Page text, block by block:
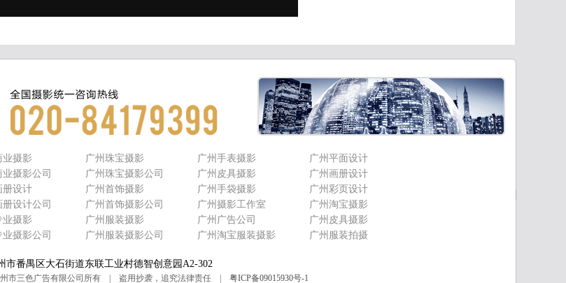
业摄影 广州珠宝摄影 广州手表摄影
广州平面设计
摄影公司 广州珠宝摄影公司 广州皮具摄影
广州画册设计
册设计 广州首饰摄影 广州手袋摄影
广州彩页设计
设计公司 广州首饰摄影公司 广州摄影工作室
广州淘宝摄影
业摄影 广州服装摄影 广州广告公司
广州皮具摄影
摄影公司 广州服装摄影公司 广州淘宝服装摄影 广州服装拍摄
市番禺区大石街道东联工业村德智创意园A2-302
州市三色广告有限公司所有 | 盗用抄袭，追究法律责任 | 粤ICP备09015930号-1